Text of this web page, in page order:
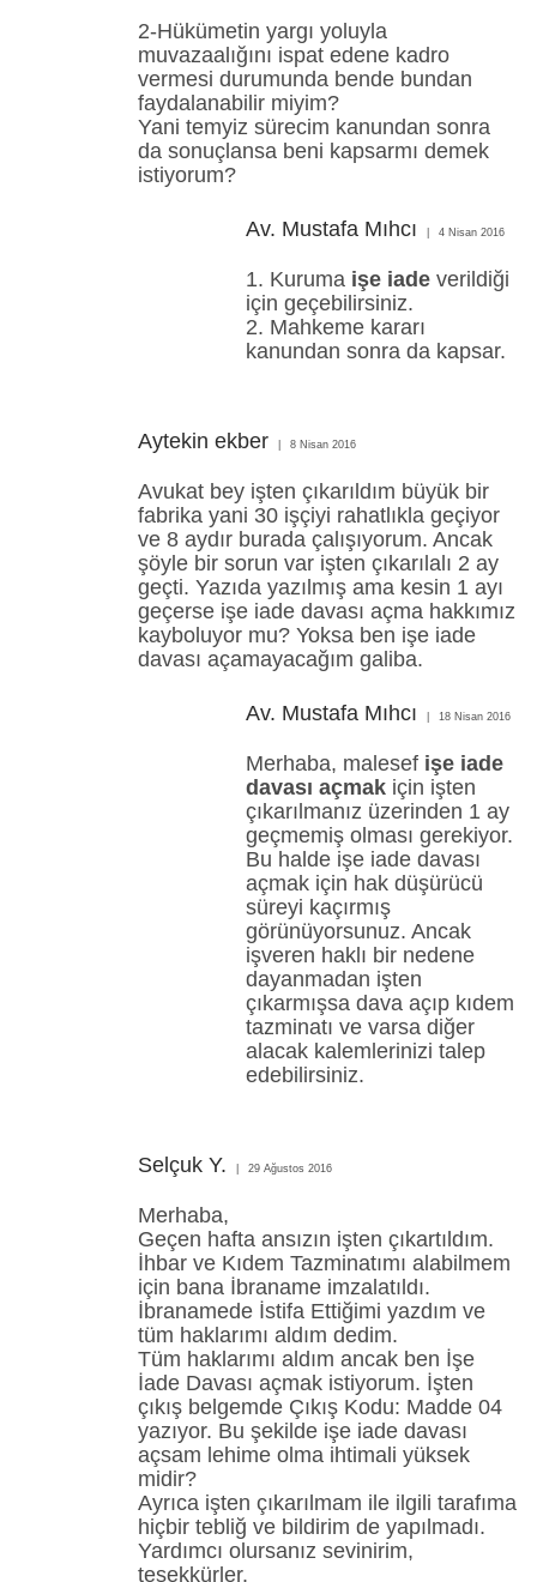
2-Hükümetin yargı yoluyla
muvazaalığını ispat edene kadro
vermesi durumunda bende bundan
faydalanabilir miyim?
Yani temyiz sürecim kanundan sonra
da sonuçlansa beni kapsarmı demek
istiyorum?
Av. Mustafa Mıhcı 4 Nisan 2016
1. Kuruma işe iade verildiği
için geçebilirsiniz.
2. Mahkeme kararı
kanundan sonra da kapsar.
Aytekin ekber 8 Nisan 2016
Avukat bey işten çıkarıldım büyük bir
fabrika yani 30 işçiyi rahatlıkla geçiyor
ve 8 aydır burada çalışıyorum. Ancak
şöyle bir sorun var işten çıkarılalı 2 ay
geçti. Yazıda yazılmış ama kesin 1 ayı
geçerse işe iade davası açma hakkımız
kayboluyor mu? Yoksa ben işe iade
davası açamayacağım galiba.
Av. Mustafa Mıhcı 18 Nisan 2016
Merhaba, malesef işe iade
davası açmak için işten
çıkarılmanız üzerinden 1 ay
geçmemiş olması gerekiyor.
Bu halde işe iade davası
açmak için hak düşürücü
süreyi kaçırmış
görünüyorsunuz. Ancak
işveren haklı bir nedene
dayanmadan işten
çıkarmışsa dava açıp kıdem
tazminatı ve varsa diğer
alacak kalemlerinizi talep
edebilirsiniz.
Selçuk Y. 29 Ağustos 2016
Merhaba,
Geçen hafta ansızın işten çıkartıldım.
İhbar ve Kıdem Tazminatımı alabilmem
için bana İbraname imzalatıldı.
İbranamede İstifa Ettiğimi yazdım ve
tüm haklarımı aldım dedim.
Tüm haklarımı aldım ancak ben İşe
İade Davası açmak istiyorum. İşten
çıkış belgemde Çıkış Kodu: Madde 04
yazıyor. Bu şekilde işe iade davası
açsam lehime olma ihtimali yüksek
midir?
Ayrıca işten çıkarılmam ile ilgili tarafıma
hiçbir tebliğ ve bildirim de yapılmadı.
Yardımcı olursanız sevinirim,
teşekkürler.